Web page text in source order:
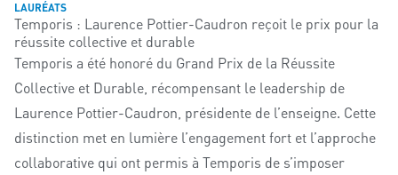
LAURÉATS
Temporis : Laurence Pottier-Caudron reçoit le prix pour la
réussite collective et durable
Temporis a été honoré du Grand Prix de la Réussite
Collective et Durable, récompensant le leadership de
Laurence Pottier-Caudron, présidente de l’enseigne. Cette
distinction met en lumière l’engagement fort et l’approche
collaborative qui ont permis à Temporis de s’imposer